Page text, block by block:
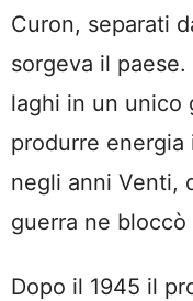
Curon, separati
sorgeva il
laghi in un unico
produrre
negli anni Venti,
guerra ne
Dopo il 1945 il